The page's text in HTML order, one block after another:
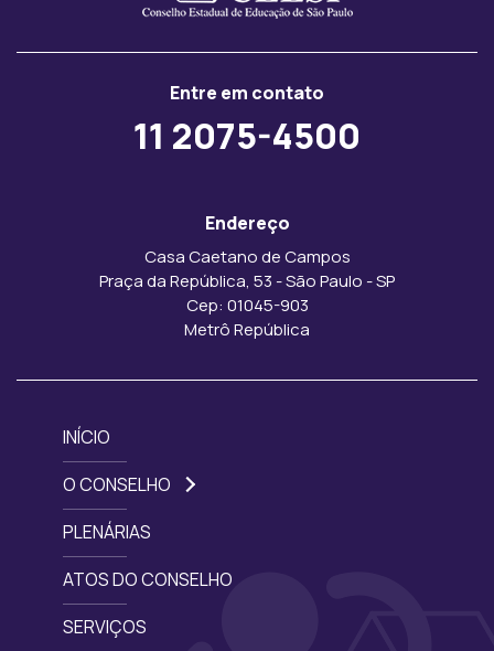
Entre em contato
11 2075-4500
Endereço
Casa Caetano de Campos
Praça da República, 53 - São Paulo - SP
Cep: 01045-903
Metrô República
INÍCIO
O CONSELHO
PLENÁRIAS
ATOS DO CONSELHO
SERVIÇOS